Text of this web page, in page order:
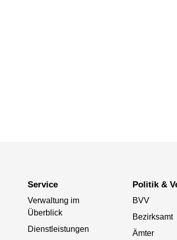
Service
Verwaltung im
Überblick
Dienstleistungen
Politik &
BVV
Bezirksamt
Ämter